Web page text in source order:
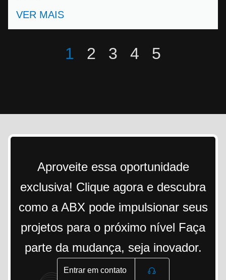
VER MAIS
1 2 3 4 5
Aproveite essa oportunidade
exclusiva! Clique agora e descubra
como a ABX pode impulsionar seus
projetos para o próximo nível Faça
parte da mudança, seja inovador.
Entrar em contato